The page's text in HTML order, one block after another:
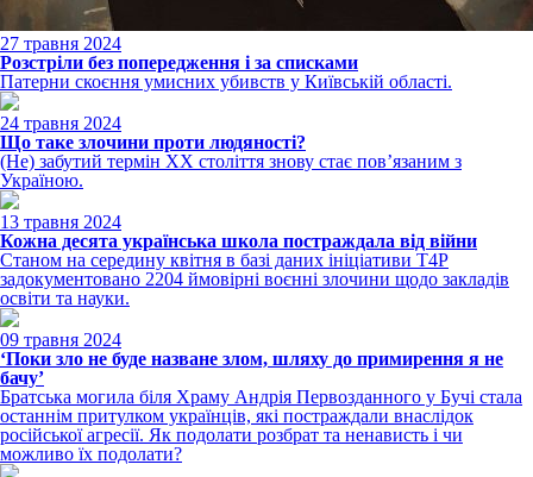
27 травня 2024
Розстріли без попередження і за списками
Патерни скоєння умисних убивств у Київській області.
24 травня 2024
Що таке злочини проти людяності?
(Не) забутий термін XX століття знову стає пов’язаним з
Україною.
13 травня 2024
Кожна десята українська школа постраждала від війни
Станом на середину квітня в базі даних ініціативи T4P
задокументовано 2204 ймовірні воєнні злочини щодо закладів
освіти та науки.
09 травня 2024
‘Поки зло не буде назване злом, шляху до примирення я не
бачу’
Братська могила біля Храму Андрія Первозданного у Бучі стала
останнім притулком українців, які постраждали внаслідок
російської агресії. Як подолати розбрат та ненависть і чи
можливо їх подолати?